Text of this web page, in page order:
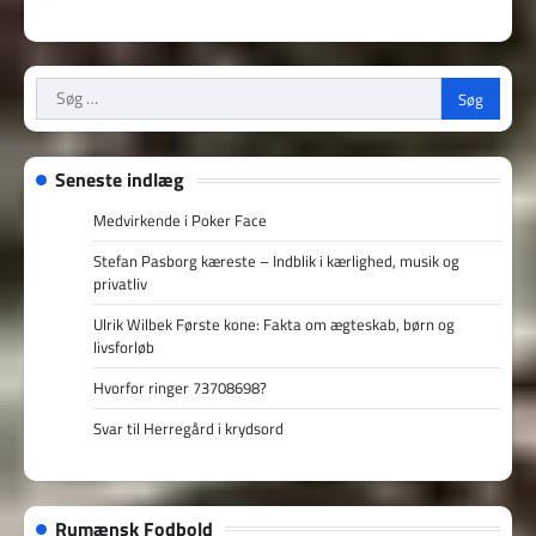
Søg
efter:
Seneste indlæg
Medvirkende i Poker Face
Stefan Pasborg kæreste – Indblik i kærlighed, musik og
privatliv
Ulrik Wilbek Første kone: Fakta om ægteskab, børn og
livsforløb
Hvorfor ringer 73708698?
Svar til Herregård i krydsord
Rumænsk Fodbold